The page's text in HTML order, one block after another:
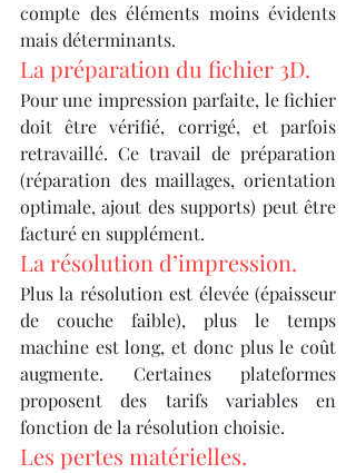
compte des éléments moins évidents
mais déterminants.
La préparation du fichier 3D.
Pour une impression parfaite, le fichier
doit être vérifié, corrigé, et parfois
retravaillé. Ce travail de préparation
(réparation des maillages, orientation
optimale, ajout des supports) peut être
facturé en supplément.
La résolution d’impression.
Plus la résolution est élevée (épaisseur
de couche faible), plus le temps
machine est long, et donc plus le coût
augmente. Certaines plateformes
proposent des tarifs variables en
fonction de la résolution choisie.
Les pertes matérielles.